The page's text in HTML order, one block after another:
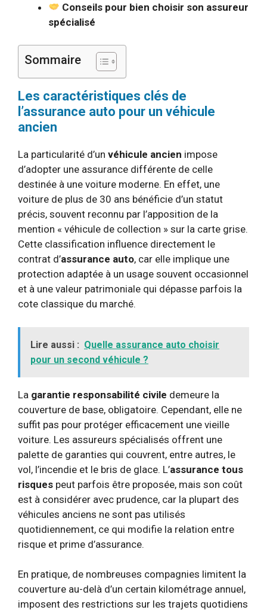
Conseils pour bien choisir son assureur
spécialisé
Sommaire
Les caractéristiques clés de
l’assurance auto pour un véhicule
ancien
La particularité d’un véhicule ancien impose
d’adopter une assurance différente de celle
destinée à une voiture moderne. En effet, une
voiture de plus de 30 ans bénéficie d’un statut
précis, souvent reconnu par l’apposition de la
mention « véhicule de collection » sur la carte grise.
Cette classification influence directement le
contrat d’assurance auto, car elle implique une
protection adaptée à un usage souvent occasionnel
et à une valeur patrimoniale qui dépasse parfois la
cote classique du marché.
Lire aussi : Quelle assurance auto choisir
pour un second véhicule ?
La garantie responsabilité civile demeure la
couverture de base, obligatoire. Cependant, elle ne
suffit pas pour protéger efficacement une vieille
voiture. Les assureurs spécialisés offrent une
palette de garanties qui couvrent, entre autres, le
vol, l’incendie et le bris de glace. L’assurance tous
risques peut parfois être proposée, mais son coût
est à considérer avec prudence, car la plupart des
véhicules anciens ne sont pas utilisés
quotidiennement, ce qui modifie la relation entre
risque et prime d’assurance.
En pratique, de nombreuses compagnies limitent la
couverture au-delà d’un certain kilométrage annuel,
imposent des restrictions sur les trajets quotidiens